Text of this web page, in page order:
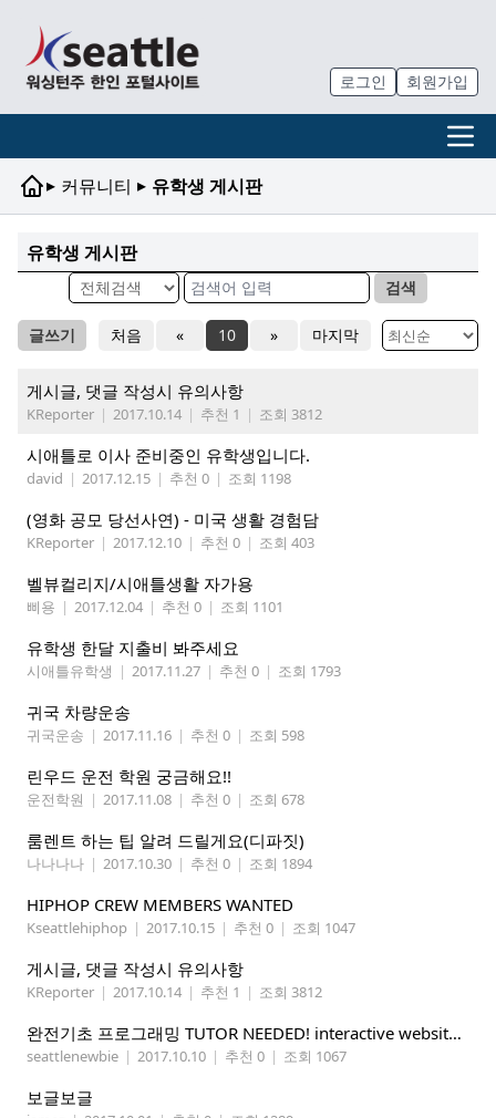
로그인 회원가입
▸ 커뮤니티 ▸ 유학생 게시판
유학생 게시판
검색
글쓰기 처음 « 10 » 마지막
게시글, 댓글 작성시 유의사항
KReporter | 2017.10.14 | 추천 1 | 조회 3812
시애틀로 이사 준비중인 유학생입니다.
david | 2017.12.15 | 추천 0 | 조회 1198
(영화 공모 당선사연) - 미국 생활 경험담
KReporter | 2017.12.10 | 추천 0 | 조회 403
벨뷰컬리지/시애틀생활 자가용
삐용 | 2017.12.04 | 추천 0 | 조회 1101
유학생 한달 지출비 봐주세요
시애틀유학생 | 2017.11.27 | 추천 0 | 조회 1793
귀국 차량운송
귀국운송 | 2017.11.16 | 추천 0 | 조회 598
린우드 운전 학원 궁금해요!!
운전학원 | 2017.11.08 | 추천 0 | 조회 678
룸렌트 하는 팁 알려 드릴게요(디파짓)
나나나나 | 2017.10.30 | 추천 0 | 조회 1894
HIPHOP CREW MEMBERS WANTED
Kseattlehiphop | 2017.10.15 | 추천 0 | 조회 1047
게시글, 댓글 작성시 유의사항
KReporter | 2017.10.14 | 추천 1 | 조회 3812
완전기초 프로그래밍 TUTOR NEEDED! interactive website/ simple game)
seattlenewbie | 2017.10.10 | 추천 0 | 조회 1067
보글보글